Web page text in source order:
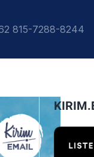
815-7288-8244